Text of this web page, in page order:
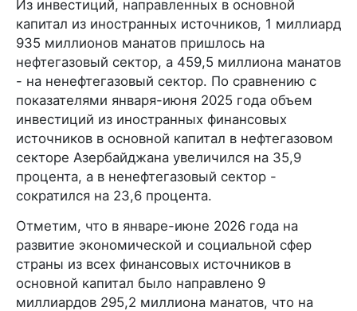
Из инвестиций, направленных в основной
капитал из иностранных источников, 1 миллиард
935 миллионов манатов пришлось на
нефтегазовый сектор, а 459,5 миллиона манатов
- на ненефтегазовый сектор. По сравнению с
показателями января-июня 2025 года объем
инвестиций из иностранных финансовых
источников в основной капитал в нефтегазовом
секторе Азербайджана увеличился на 35,9
процента, а в ненефтегазовый сектор -
сократился на 23,6 процента.
Отметим, что в январе-июне 2026 года на
развитие экономической и социальной сфер
страны из всех финансовых источников в
основной капитал было направлено 9
миллиардов 295,2 миллиона манатов, что на